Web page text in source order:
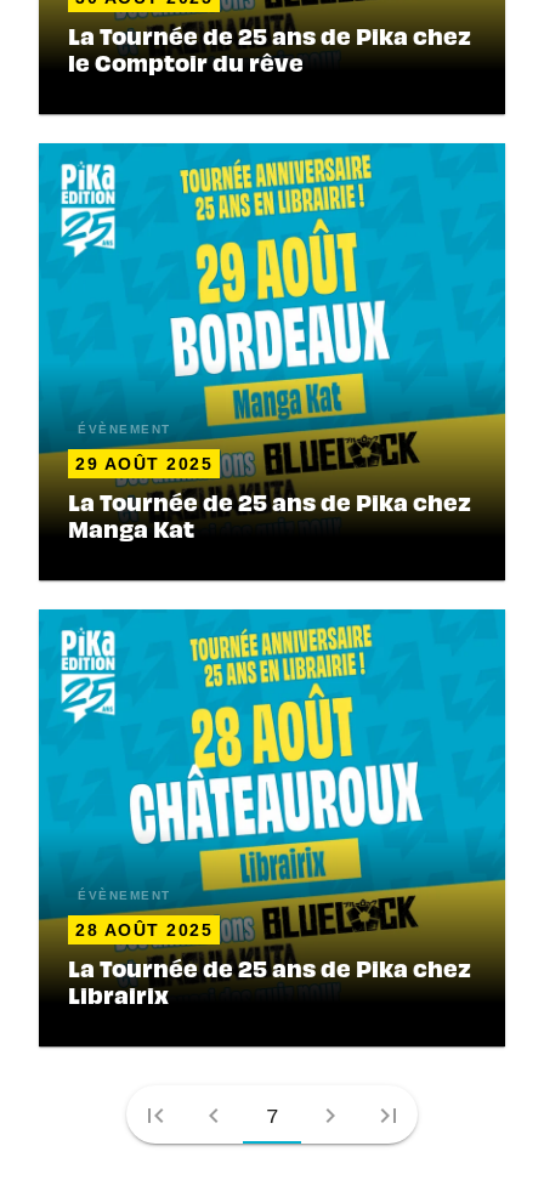
La Tournée de 25 ans de Pika chez
le Comptoir du rêve
ÉVÈNEMENT
29 AOÛT 2025
La Tournée de 25 ans de Pika chez
Manga Kat
ÉVÈNEMENT
28 AOÛT 2025
La Tournée de 25 ans de Pika chez
Librairix
first_page chevron_left 7 chevron_right last_page